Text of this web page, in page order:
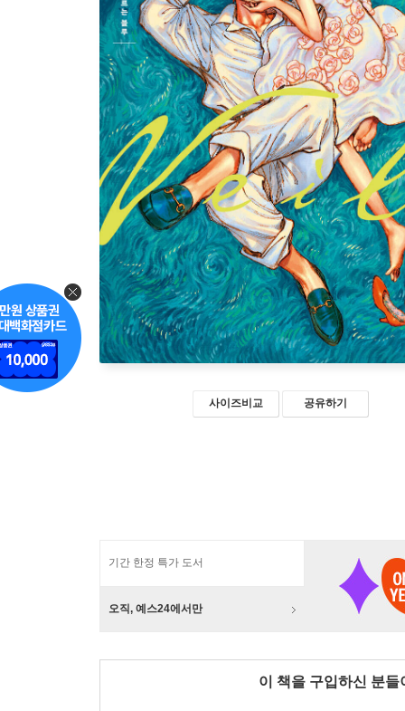
사이즈비교 공유하기
기간 한정 특가 도서
오직, 예스24에서만
이 책을 구입하신 분